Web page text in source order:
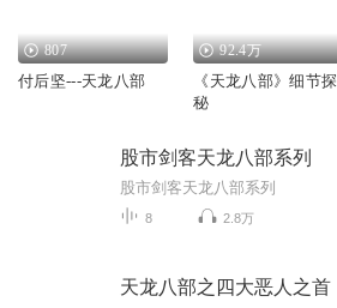
807
付后坚---天龙八部
92.4万
《天龙八部》细节探
秘
股市剑客天龙八部系列
股市剑客天龙八部系列
8 2.8万
天龙八部之四大恶人之首